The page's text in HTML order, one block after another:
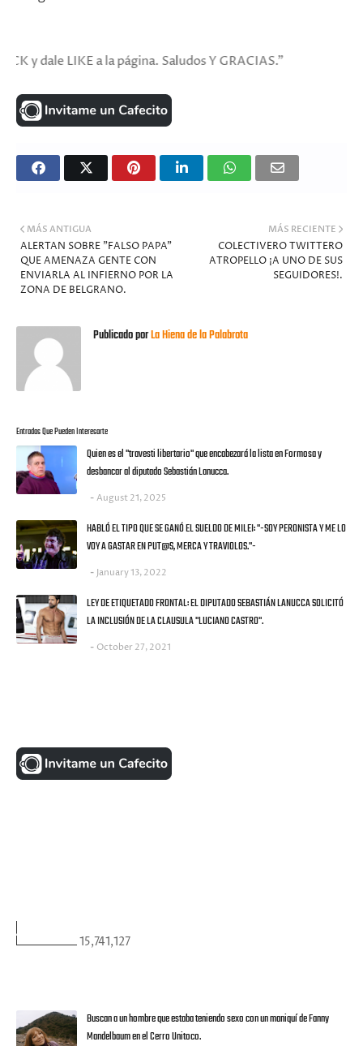
LIKE a la página. Saludos Y GRACIAS."
MÁS RECIENTE
COLECTIVERO TWITTERO
ATROPELLO ¡A UNO DE SUS
SEGUIDORES!.
MÁS ANTIGUA
ALERTAN SOBRE "FALSO PAPA"
QUE AMENAZA GENTE CON
ENVIARLA AL INFIERNO POR LA
ZONA DE BELGRANO.
Publicado porLa Hiena de la Palabrota
Entradas Que Pueden Interesarte
Quien es el "travesti libertario" que encabezará la lista en Formosa y
desbancar al diputado Sebastián Lanucca.
August 21, 2025
HABLÓ EL TIPO QUE SE GANÓ EL SUELDO DE MILEI: "-SOY PERONISTA Y ME LO
VOY A GASTAR EN PUT@S, MERCA Y TRAVIOLOS."-
January 13, 2022
LEY DE ETIQUETADO FRONTAL: EL DIPUTADO SEBASTIÁN LANUCCA SOLICITÓ
LA INCLUSIÓN DE LA CLAUSULA "LUCIANO CASTRO".
October 27, 2021
15,741,127
Buscan a un hombre que estaba teniendo sexo con un maniquí de Fanny
Mandelbaum en el Cerro Unitoco.